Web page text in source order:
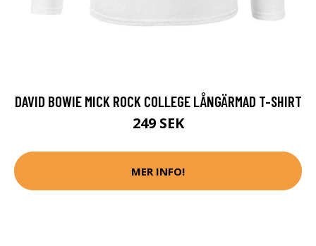
DAVID BOWIE MICK ROCK COLLEGE LÅNGÄRMAD T-SHIRT
249 SEK
MER INFO!